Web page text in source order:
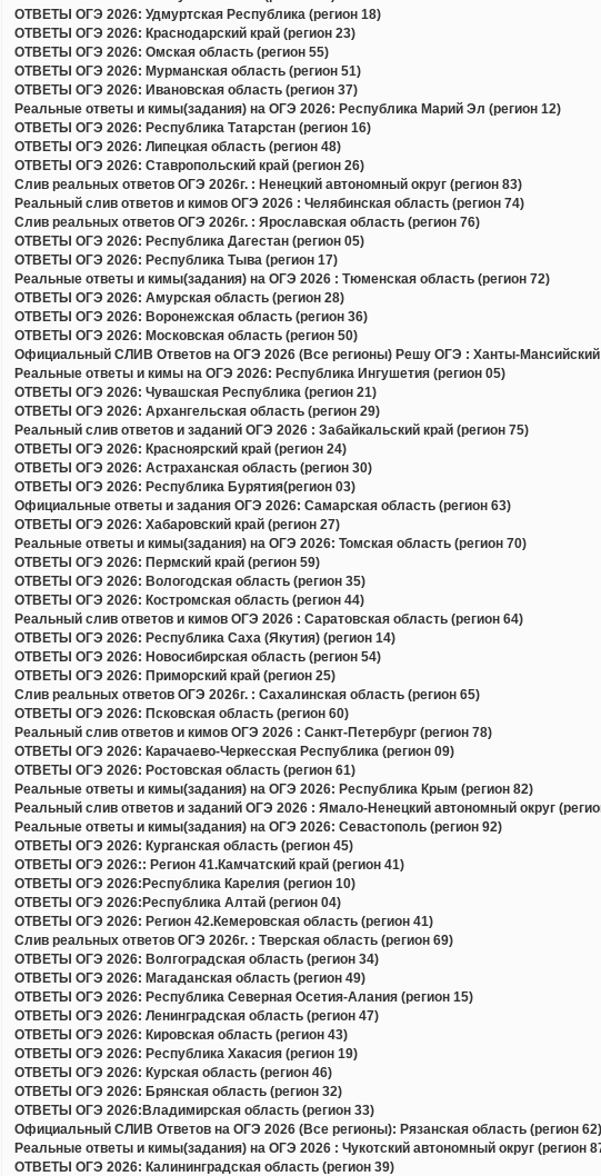
ОТВЕТЫ ОГЭ 2026: Удмуртская Республика (регион 18)
ОТВЕТЫ ОГЭ 2026: Краснодарский край (регион 23)
ОТВЕТЫ ОГЭ 2026: Омская область (регион 55)
ОТВЕТЫ ОГЭ 2026: Мурманская область (регион 51)
ОТВЕТЫ ОГЭ 2026: Ивановская область (регион 37)
Реальные ответы и кимы(задания) на ОГЭ 2026: Республика Марий Эл (регион 12)
ОТВЕТЫ ОГЭ 2026: Республика Татарстан (регион 16)
ОТВЕТЫ ОГЭ 2026: Липецкая область (регион 48)
ОТВЕТЫ ОГЭ 2026: Ставропольский край (регион 26)
Слив реальных ответов ОГЭ 2026г. : Ненецкий автономный округ (регион 83)
Реальный слив ответов и кимов ОГЭ 2026 : Челябинская область (регион 74)
Слив реальных ответов ОГЭ 2026г. : Ярославская область (регион 76)
ОТВЕТЫ ОГЭ 2026: Республика Дагестан (регион 05)
ОТВЕТЫ ОГЭ 2026: Республика Тыва (регион 17)
Реальные ответы и кимы(задания) на ОГЭ 2026 : Тюменская область (регион 72)
ОТВЕТЫ ОГЭ 2026: Амурская область (регион 28)
ОТВЕТЫ ОГЭ 2026: Воронежская область (регион 36)
ОТВЕТЫ ОГЭ 2026: Московская область (регион 50)
Официальный СЛИВ Ответов на ОГЭ 2026 (Все регионы) Решу ОГЭ : Ханты-Мансийский
Реальные ответы и кимы на ОГЭ 2026: Республика Ингушетия (регион 05)
ОТВЕТЫ ОГЭ 2026: Чувашская Республика (регион 21)
ОТВЕТЫ ОГЭ 2026: Архангельская область (регион 29)
Реальный слив ответов и заданий ОГЭ 2026 : Забайкальский край (регион 75)
ОТВЕТЫ ОГЭ 2026: Красноярский край (регион 24)
ОТВЕТЫ ОГЭ 2026: Астраханская область (регион 30)
ОТВЕТЫ ОГЭ 2026: Республика Бурятия(регион 03)
Официальные ответы и задания ОГЭ 2026: Самарская область (регион 63)
ОТВЕТЫ ОГЭ 2026: Хабаровский край (регион 27)
Реальные ответы и кимы(задания) на ОГЭ 2026: Томская область (регион 70)
ОТВЕТЫ ОГЭ 2026: Пермский край (регион 59)
ОТВЕТЫ ОГЭ 2026: Вологодская область (регион 35)
ОТВЕТЫ ОГЭ 2026: Костромская область (регион 44)
Реальный слив ответов и кимов ОГЭ 2026 : Саратовская область (регион 64)
ОТВЕТЫ ОГЭ 2026: Республика Саха (Якутия) (регион 14)
ОТВЕТЫ ОГЭ 2026: Новосибирская область (регион 54)
ОТВЕТЫ ОГЭ 2026: Приморский край (регион 25)
Слив реальных ответов ОГЭ 2026г. : Сахалинская область (регион 65)
ОТВЕТЫ ОГЭ 2026: Псковская область (регион 60)
Реальный слив ответов и кимов ОГЭ 2026 : Санкт-Петербург (регион 78)
ОТВЕТЫ ОГЭ 2026: Карачаево-Черкесская Республика (регион 09)
ОТВЕТЫ ОГЭ 2026: Ростовская область (регион 61)
Реальные ответы и кимы(задания) на ОГЭ 2026: Республика Крым (регион 82)
Реальный слив ответов и заданий ОГЭ 2026 : Ямало-Ненецкий автономный округ
Реальные ответы и кимы(задания) на ОГЭ 2026: Севастополь (регион 92)
ОТВЕТЫ ОГЭ 2026: Курганская область (регион 45)
ОТВЕТЫ ОГЭ 2026:: Регион 41.Камчатский край (регион 41)
ОТВЕТЫ ОГЭ 2026:Республика Карелия (регион 10)
ОТВЕТЫ ОГЭ 2026:Республика Алтай (регион 04)
ОТВЕТЫ ОГЭ 2026: Регион 42.Кемеровская область (регион 41)
Слив реальных ответов ОГЭ 2026г. : Тверская область (регион 69)
ОТВЕТЫ ОГЭ 2026: Волгоградская область (регион 34)
ОТВЕТЫ ОГЭ 2026: Магаданская область (регион 49)
ОТВЕТЫ ОГЭ 2026: Республика Северная Осетия-Алания (регион 15)
ОТВЕТЫ ОГЭ 2026: Ленинградская область (регион 47)
ОТВЕТЫ ОГЭ 2026: Кировская область (регион 43)
ОТВЕТЫ ОГЭ 2026: Республика Хакасия (регион 19)
ОТВЕТЫ ОГЭ 2026: Курская область (регион 46)
ОТВЕТЫ ОГЭ 2026: Брянская область (регион 32)
ОТВЕТЫ ОГЭ 2026:Владимирская область (регион 33)
Официальный СЛИВ Ответов на ОГЭ 2026 (Все регионы): Рязанская область (регион 62)
Реальные ответы и кимы(задания) на ОГЭ 2026 : Чукотский автономный округ (регион
ОТВЕТЫ ОГЭ 2026: Калининградская область (регион 39)